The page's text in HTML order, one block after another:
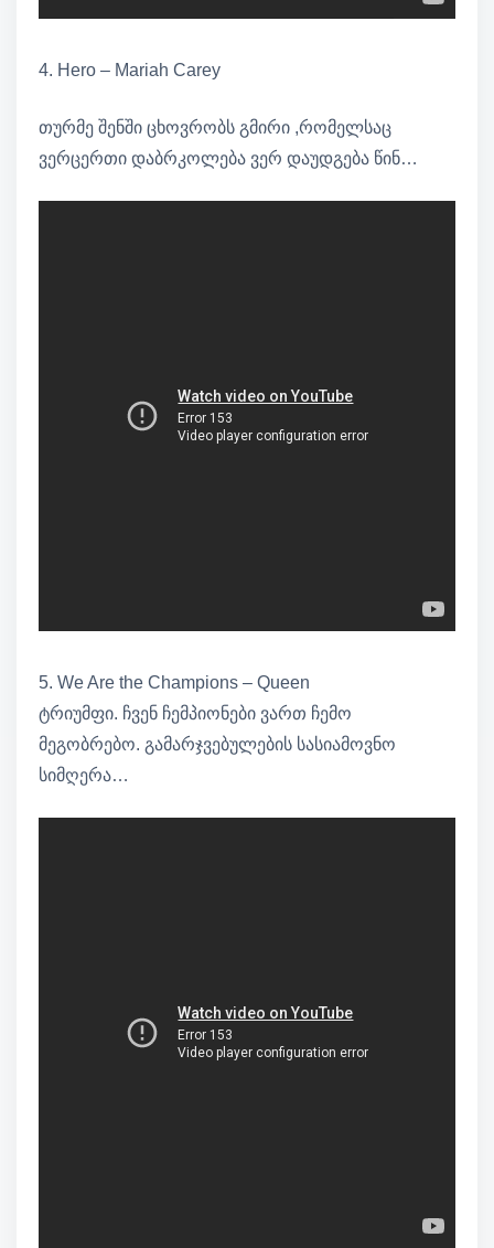
4. Hero – Mariah Carey
თურმე შენში ცხოვრობს გმირი ,რომელსაც
ვერცერთი დაბრკოლება ვერ დაუდგება წინ…
5. We Are the Champions – Queen
ტრიუმფი. ჩვენ ჩემპიონები ვართ ჩემო
მეგობრებო. გამარჯვებულების სასიამოვნო
სიმღერა…